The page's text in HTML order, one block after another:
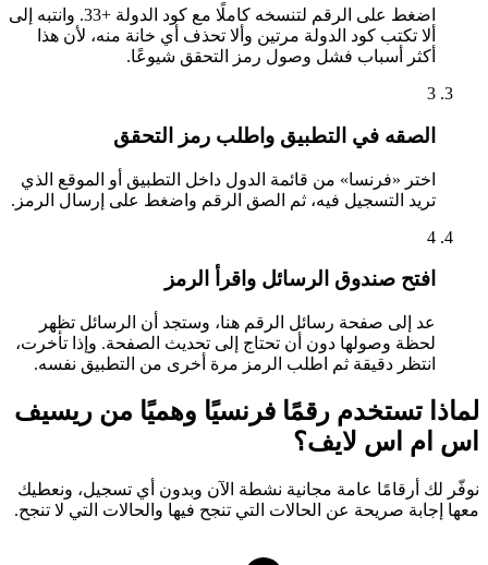
اضغط على الرقم لتنسخه كاملًا مع كود الدولة +33. وانتبه إلى
ألا تكتب كود الدولة مرتين وألا تحذف أي خانة منه، لأن هذا
أكثر أسباب فشل وصول رمز التحقق شيوعًا.
3
الصقه في التطبيق واطلب رمز التحقق
اختر «فرنسا» من قائمة الدول داخل التطبيق أو الموقع الذي
تريد التسجيل فيه، ثم الصق الرقم واضغط على إرسال الرمز.
4
افتح صندوق الرسائل واقرأ الرمز
عد إلى صفحة رسائل الرقم هنا، وستجد أن الرسائل تظهر
لحظة وصولها دون أن تحتاج إلى تحديث الصفحة. وإذا تأخرت،
انتظر دقيقة ثم اطلب الرمز مرة أخرى من التطبيق نفسه.
لماذا تستخدم رقمًا فرنسيًا وهميًا من ريسيف
اس ام اس لايف؟
نوفّر لك أرقامًا عامة مجانية نشطة الآن وبدون أي تسجيل، ونعطيك
معها إجابة صريحة عن الحالات التي تنجح فيها والحالات التي لا تنجح.